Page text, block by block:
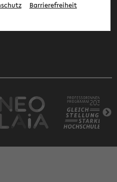
Barrierefreiheit